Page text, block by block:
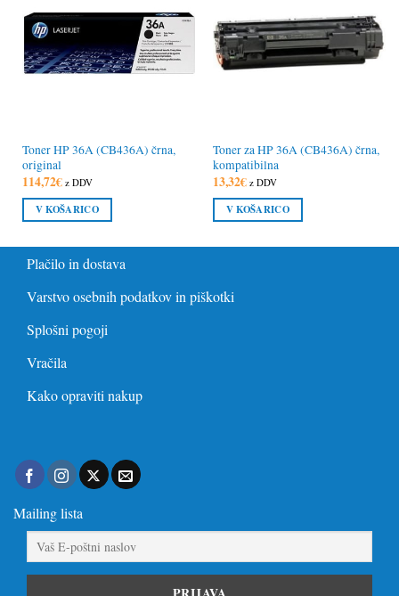
Toner HP 36A (CB436A) črna,
original
114,72€ z DDV
V KOŠARICO
Toner za HP 36A (CB436A) črna,
kompatibilna
13,32€ z DDV
V KOŠARICO
Plačilo in dostava
Varstvo osebnih podatkov in piškotki
Splošni pogoji
Vračila
Kako opraviti nakup
Mailing lista